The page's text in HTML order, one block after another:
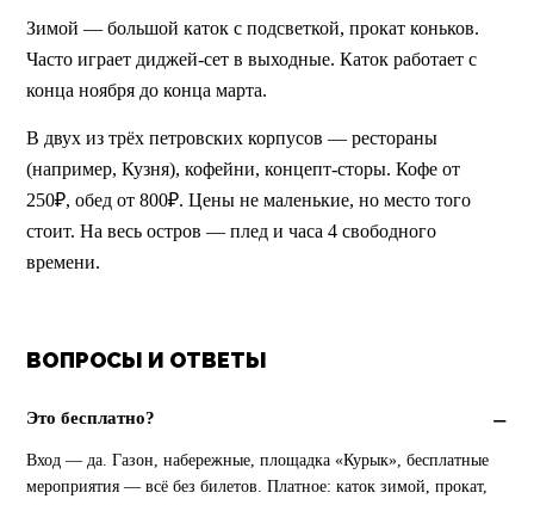
Зимой — большой каток с подсветкой, прокат коньков.
Часто играет диджей-сет в выходные. Каток работает с
конца ноября до конца марта.
В двух из трёх петровских корпусов — рестораны
(например, Кузня), кофейни, концепт-сторы. Кофе от
250₽, обед от 800₽. Цены не маленькие, но место того
стоит. На весь остров — плед и часа 4 свободного
времени.
ВОПРОСЫ И ОТВЕТЫ
Это бесплатно?
Вход — да. Газон, набережные, площадка «Курык», бесплатные
мероприятия — всё без билетов. Платное: каток зимой, прокат,